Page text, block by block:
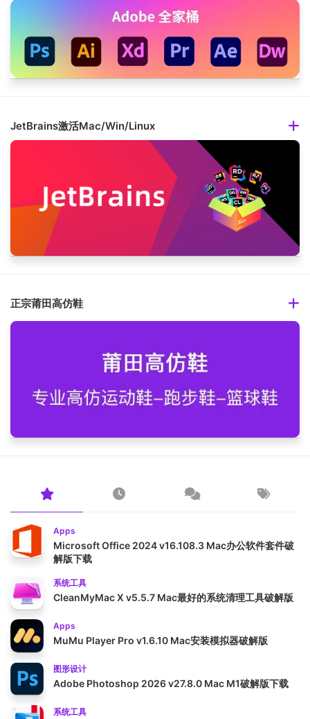
JetBrains激活Mac/Win/Linux
正宗莆田高仿鞋
Apps
Microsoft Office 2024 v16.108.3 Mac办公软件套件破
解版下载
系统工具
CleanMyMac X v5.5.7 Mac最好的系统清理工具破解版
Apps
MuMu Player Pro v1.6.10 Mac安装模拟器破解版
图形设计
Adobe Photoshop 2026 v27.8.0 Mac M1破解版下载
系统工具